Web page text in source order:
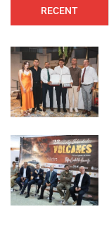
RECENT